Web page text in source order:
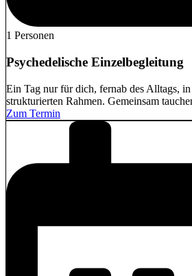
1 Personen
Psychedelische Einzelbegleitung
Ein Tag nur für dich, fernab des Alltags,
strukturierten Rahmen. Gemeinsam
Zum Termin